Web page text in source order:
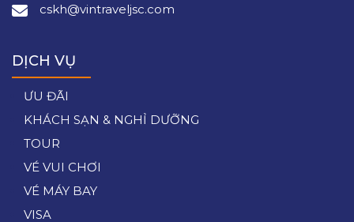
cskh@vintraveljsc.com
DỊCH VỤ
ƯU ĐÃI
KHÁCH SẠN & NGHỈ DƯỠNG
TOUR
VÉ VUI CHƠI
VÉ MÁY BAY
VISA